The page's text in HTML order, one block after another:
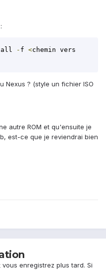
all - f <chemin vers
Nexus ? (style un fichier ISO
autre ROM et qu'ensuite je
est-ce que je reviendrai bien
enregistrez plus tard. Si